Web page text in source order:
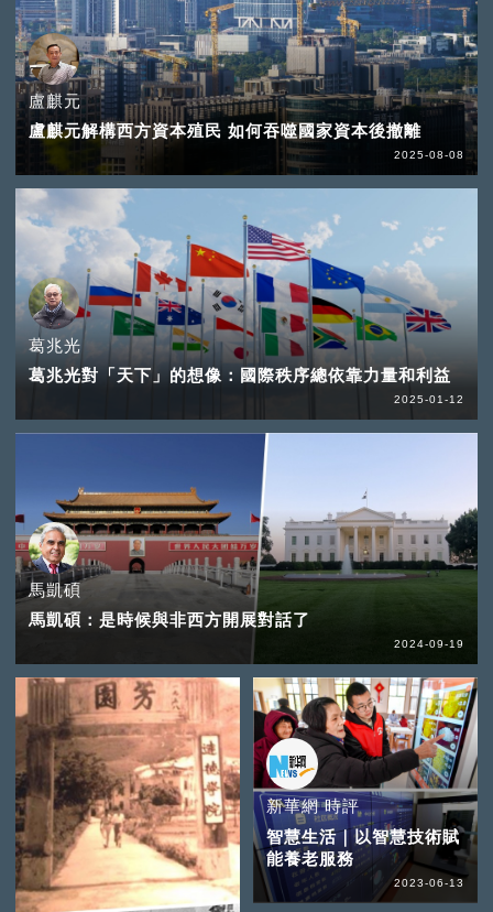
盧麒元
盧麒元解構西方資本殖民 如何吞噬國家資本後撤離
2025-08-08
葛兆光
葛兆光對「天下」的想像：國際秩序總依靠力量和利益
2025-01-12
馬凱碩
馬凱碩：是時候與非西方開展對話了
2024-09-19
新華網 時評
智慧生活｜以智慧技術賦
能養老服務
2023-06-13